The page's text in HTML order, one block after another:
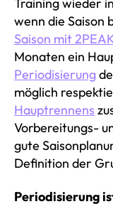
wenn die Saison
Saison mit
Monaten ein
Periodisierung
möglich
Hauptrennens
Vorbereitungs-
gute
Definition der
Periodisierung